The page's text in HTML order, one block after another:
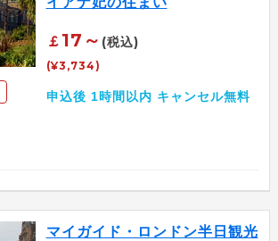
￡ 17～ (税込)
(¥3,734)
申込後 1時間以内 キャンセル無料
マイガイド・ロンドン半日観光